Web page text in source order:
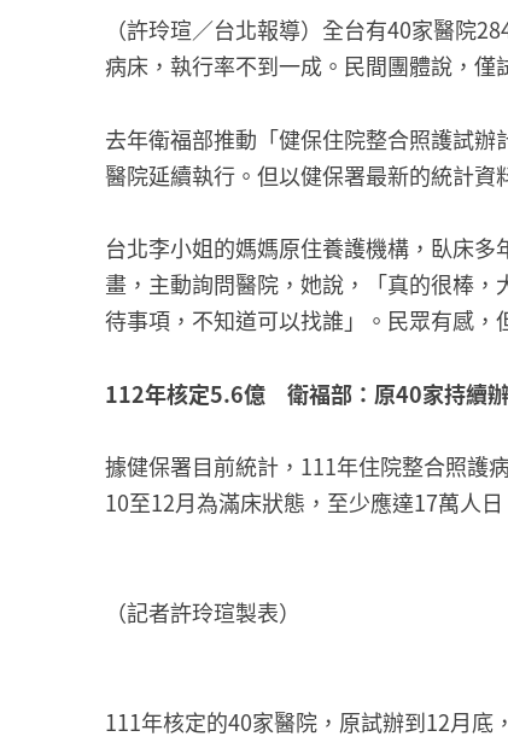
（許玲瑄／台北報導）全台有40家醫院
病床，執行率不到一成。民間團體說，
去年衛福部推動「健保住院整合照護試
醫院延續執行。但以健保署最新的統計
台北李小姐的媽媽原住養護機構，臥床
畫，主動詢問醫院，她說，「真的很棒
待事項，不知道可以找誰」。民眾有感，
112年核定5.6億 衛福部：原40家持續
據健保署目前統計，111年住院整合照護
10至12月為滿床狀態，至少應達17萬人
（記者許玲瑄製表）
111年核定的40家醫院，原試辦到12月底